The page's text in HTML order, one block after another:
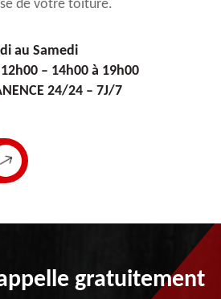
de votre toiture.
au Samedi
– 14h00 à 19h00
24/24 – 7J/7
gratuitement